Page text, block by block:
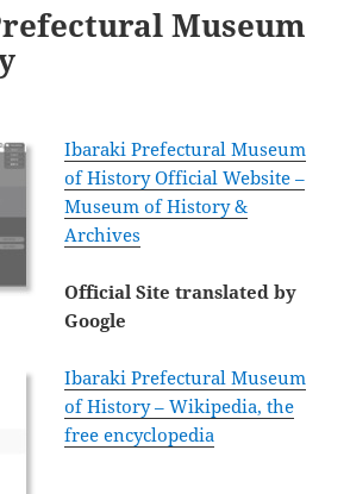
Museum
Ibaraki Prefectural Museum
of History Official Website –
Museum of History &
Archives
Official Site translated by
Google
Ibaraki Prefectural Museum
of History – Wikipedia, the
free encyclopedia